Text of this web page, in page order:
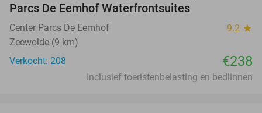
Parcs De Eemhof Waterfrontsuites
Center Parcs De Eemhof 9.2 star
Zeewolde (9 km)
Verkocht: 208
€238
Inclusief toeristenbelasting en bedlinnen